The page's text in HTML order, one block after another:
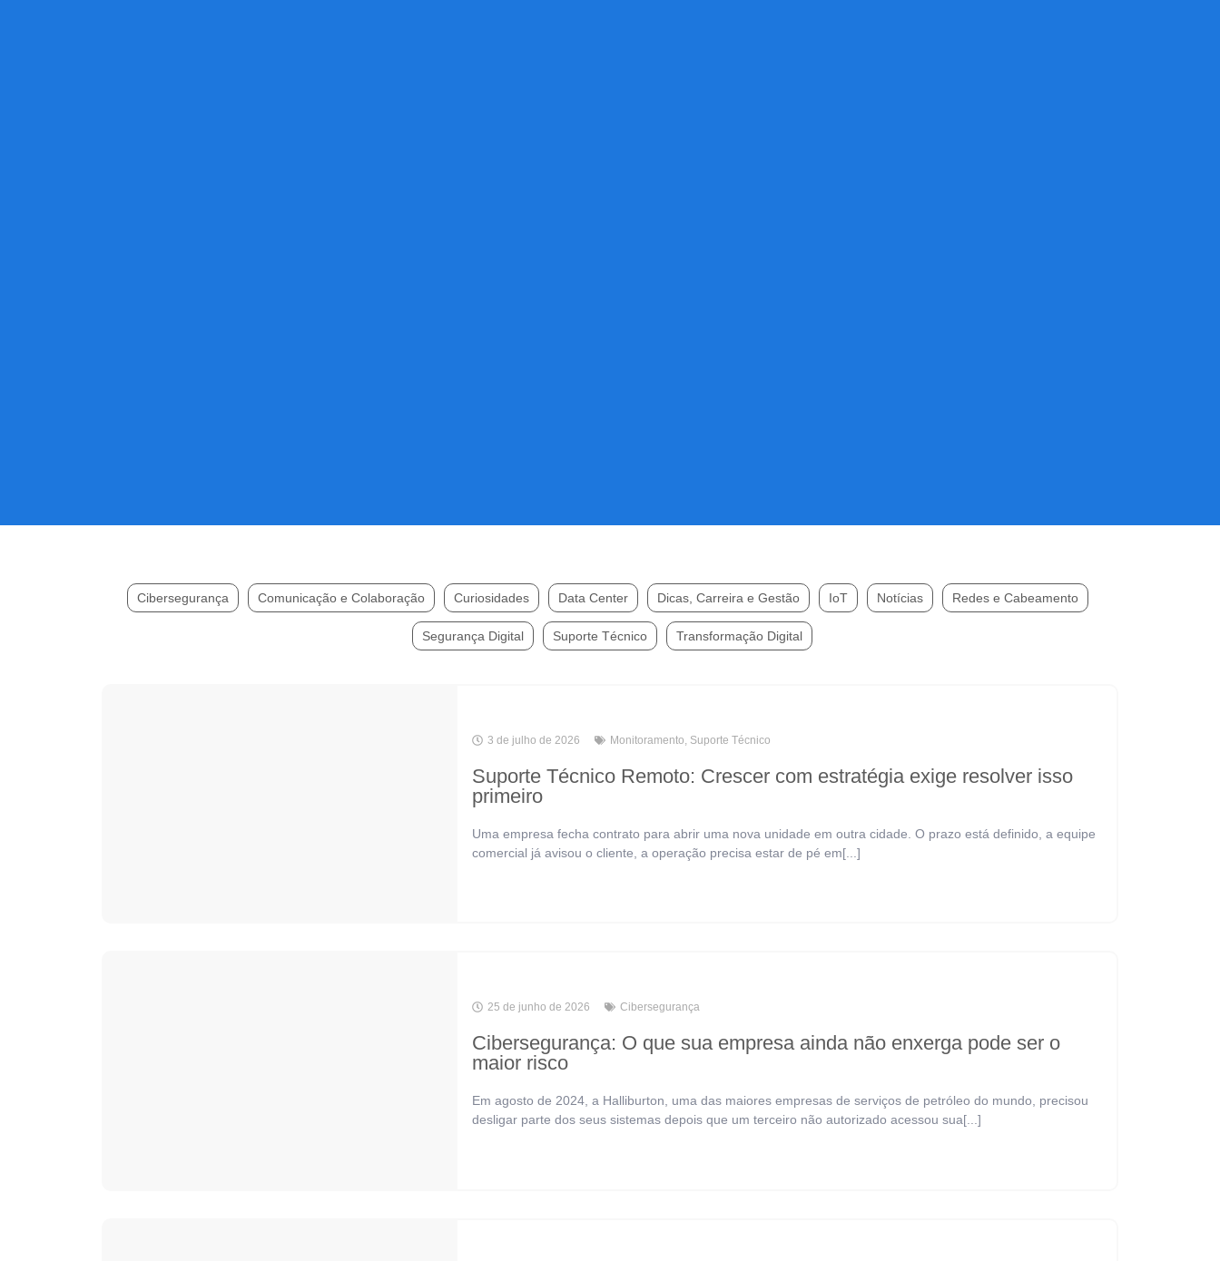
Cibersegurança Comunicação e Colaboração Curiosidades Data Center Dicas, Carreira e Gestão IoT Notícias Redes e Cabeamento
Segurança Digital Suporte Técnico Transformação Digital
3 de julho de 2026 Monitoramento Suporte Técnico
Suporte Técnico Remoto: Crescer com estratégia exige resolver isso
primeiro
Uma empresa fecha contrato para abrir uma nova unidade em outra cidade. O prazo está definido, a equipe
comercial já avisou o cliente, a operação precisa estar de pé em[...]
25 de junho de 2026 Cibersegurança
Cibersegurança: O que sua empresa ainda não enxerga pode ser o
maior risco
Em agosto de 2024, a Halliburton, uma das maiores empresas de serviços de petróleo do mundo, precisou
desligar parte dos seus sistemas depois que um terceiro não autorizado acessou sua[...]